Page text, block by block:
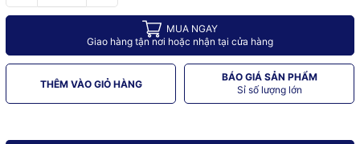
MUA NGAY
Giao hàng tận nơi hoặc nhận tại cửa hàng
THÊM VÀO GIỎ HÀNG
BÁO GIÁ SẢN PHẨM
Sỉ số lượng lớn